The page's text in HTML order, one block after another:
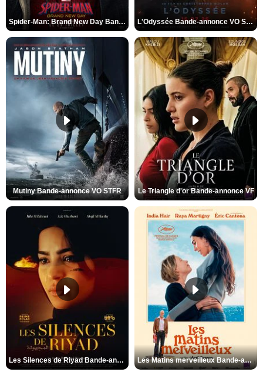
Spider-Man: Brand New Day Bande-annonce VO STFR L'Odyssée Bande-annonce VO STFR
Mutiny Bande-annonce VO STFR Le Triangle d'or Bande-annonce VF
Les Silences de Riyad Bande-annonce VO STFR Les Matins merveilleux Bande-annonce VF